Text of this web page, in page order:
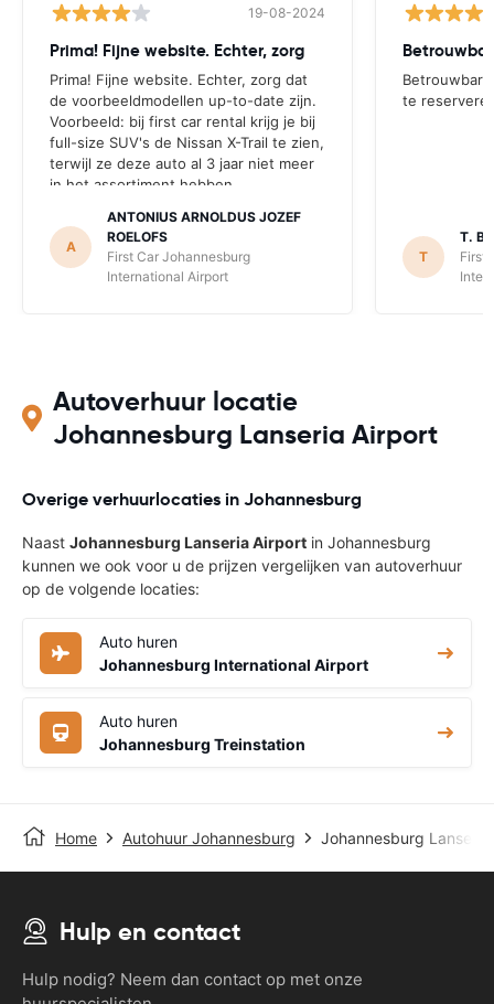
19-08-2024
Prima! Fijne website. Echter, zorg
Prima! Fijne website. Echter, zorg dat
de voorbeeldmodellen up-to-date zijn.
Voorbeeld: bij first car rental krijg je bij
full-size SUV's de Nissan X-Trail te zien,
terwijl ze deze auto al 3 jaar niet meer
in het assortiment hebben.
A
ANTONIUS ARNOLDUS JOZEF
ROELOFS
First Car Johannesburg
International Airport
te
T
T. B.
First
Autoverhuur locatie
Johannesburg Lanseria Airport
Overige verhuurlocaties in Johannesburg
Naast Johannesburg Lanseria Airport in Johannesburg
kunnen we ook voor u de prijzen vergelijken van autoverhuur
op de volgende locaties:
Auto huren
Johannesburg International Airport
Auto huren
Johannesburg Treinstation
Home Autohuur Johannesburg Johannesburg
Hulp en contact
Hulp nodig? Neem dan contact op met onze